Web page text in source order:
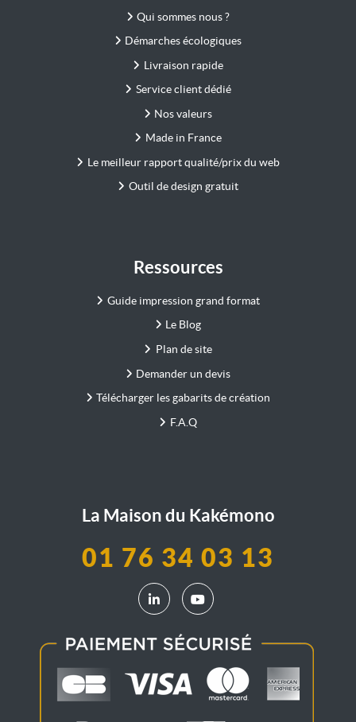
Qui sommes nous ?
Démarches écologiques
Livraison rapide
Service client dédié
Nos valeurs
Made in France
Le meilleur rapport qualité/prix du web
Outil de design gratuit
Ressources
Guide impression grand format
Le Blog
Plan de site
Demander un devis
Télécharger les gabarits de création
F.A.Q
La Maison du Kakémono
01 76 34 03 13
LinkedIn La Maison du Kakémono